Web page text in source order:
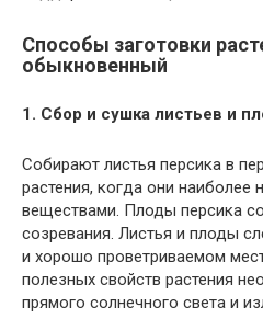
Способы заготовки
обыкновенный
1. Сбор и сушка листьев и
Собирают листья персика в
растения, когда они
веществами. Плоды персика
созревания. Листья и плоды
и хорошо проветриваемом
полезных свойств растения
прямого солнечного света и